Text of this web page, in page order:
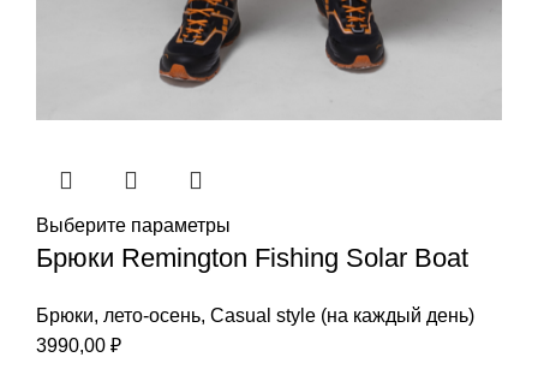
Выберите параметры
Брюки Remington Fishing Solar Boat
Брюки, лето-осень, Casual style (на каждый день)
3990,00 ₽